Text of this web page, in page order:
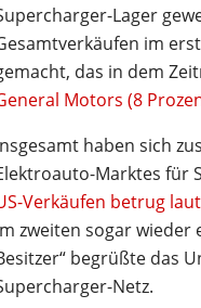
Lager
im
das in dem
Motors (8
haben sich
Marktes für
Verkäufen betrug
zweiten sogar wieder
begrüßte das
Netz.